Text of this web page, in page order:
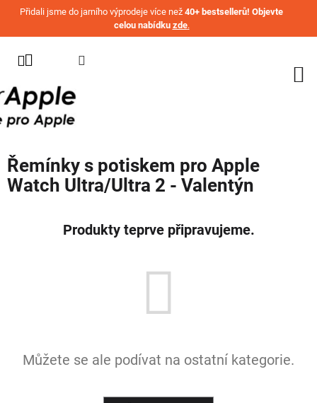
Přejít na obsah
Přidali jsme do jarního výprodeje více než 40+ bestsellerů! Objevte
celou nabídku zde.
IPHONE
MACBOOK
AIRPODS
Řemínky s potiskem pro Apple
Watch Ultra/Ultra 2 - Valentýn
Produkty teprve připravujeme.
Můžete se ale podívat na ostatní kategorie.